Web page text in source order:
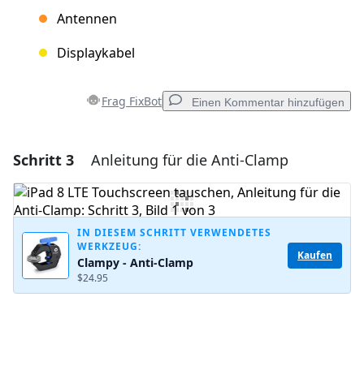
Antennen
Displaykabel
Frag FixBot Einen Kommentar hinzufügen
Einen Kommentar hinzufügen
Kommentar hinzufügen
Abbrechen Kommentieren
Schritt 3 Anleitung für die Anti-Clamp
IN DIESEM SCHRITT VERWENDETES
WERKZEUG:
Clampy - Anti-Clamp
$24.95
Kaufen